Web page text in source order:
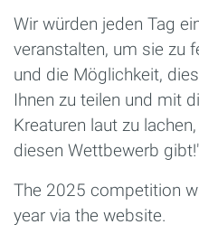
Wir würden jeden Tag
veranstalten, um sie zu
und die Möglichkeit,
Ihnen zu teilen und mit
Kreaturen laut zu
diesen Wettbewerb
The 2025 competition
year via the website.